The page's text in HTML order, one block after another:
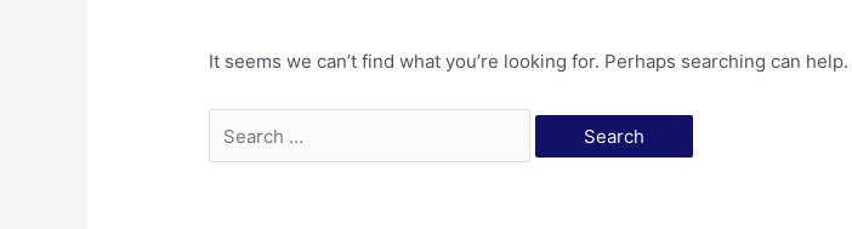
It seems we can’t find what you’re looking for. Perhaps searching can help.